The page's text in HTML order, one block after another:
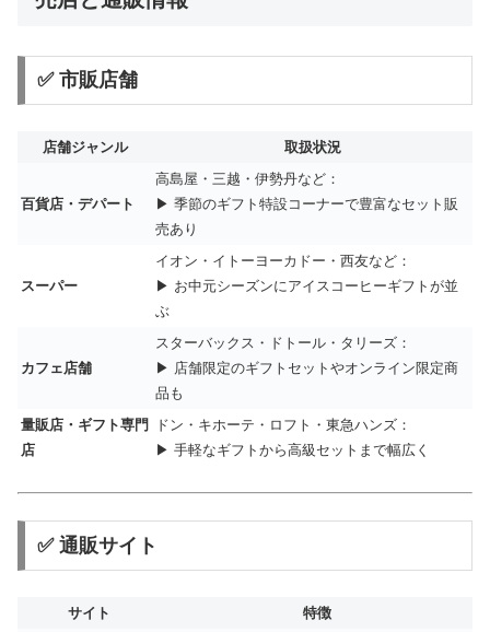
✅ 市販店舗
店舗ジャンル 取扱状況
百貨店・デパート
高島屋・三越・伊勢丹など：
▶ 季節のギフト特設コーナーで豊富なセット販
売あり
スーパー
イオン・イトーヨーカドー・西友など：
▶ お中元シーズンにアイスコーヒーギフトが並
ぶ
カフェ店舗
スターバックス・ドトール・タリーズ：
▶ 店舗限定のギフトセットやオンライン限定商
品も
量販店・ギフト専門
店
ドン・キホーテ・ロフト・東急ハンズ：
▶ 手軽なギフトから高級セットまで幅広く
✅ 通販サイト
サイト 特徴